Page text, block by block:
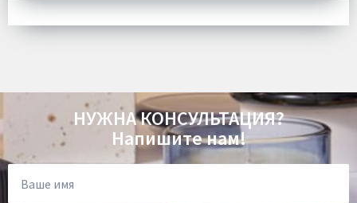
НУЖНА КОНСУЛЬТАЦИЯ?
Напишите нам!